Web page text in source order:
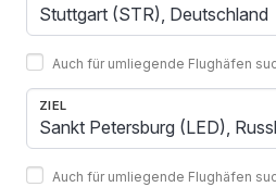
Auch für umliegende Flughäfen
ZIEL
Auch für umliegende Flughäfen